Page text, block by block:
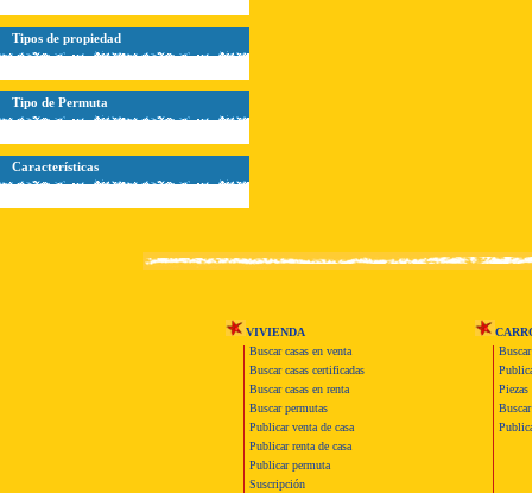
Tipos de propiedad
Tipo de Permuta
Características
VIVIENDA
Buscar casas en venta
Buscar casas certificadas
Buscar casas en renta
Buscar permutas
Publicar venta de casa
Publicar renta de casa
Publicar permuta
Suscripción
Piezas